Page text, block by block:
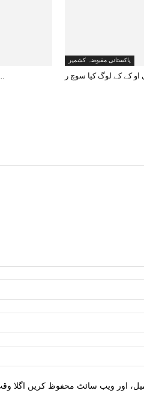
کس نے کیا پایا
پاکستانی مقبوضہ کشمیر